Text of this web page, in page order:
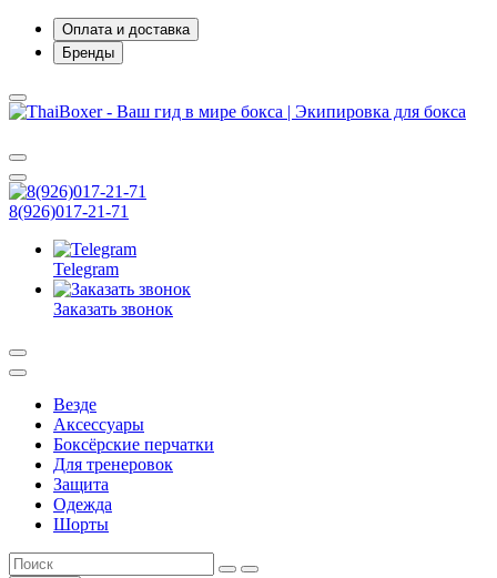
Оплата и доставка
Бренды
8(926)017-21-71
Telegram
Заказать звонок
Везде
Аксессуары
Боксёрские перчатки
Для тренеровок
Защита
Одежда
Шорты